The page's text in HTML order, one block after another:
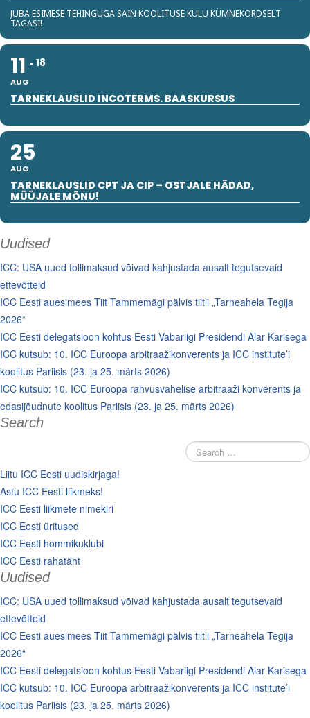
JUBA ESIMESE TEHINGUGA SAIN KOOLITUSE KULU KÜMNEKORDSELT
TAGASI!
11
AUG
18
TARNEKLAUSLID INCOTERMS. BAASKURSUS
25
AUG
TARNEKLAUSLID CPT JA CIP – OSTJALE HÄDAD,
MÜÜJALE MÕNU!
Uudised
ICC: USA uued tollimaksud võivad kahjustada ausalt tegutsevaid
ettevõtteid
ICC Eesti auesimees Tiit Tammemägi pälvis tiitli „Tarneahela Tegija
2026“
ICC Eesti delegatsioon kohtus Eesti Vabariigi Presidendi Alar Karisega
ICC kutsub: 10. ICC Euroopa arbitraažikonverents ja ICC institute’i
koolitus Pariisis (23. ja 25. märts 2026)
ICC kutsub: 10. ICC Euroopa rahvusvahelise arbitraaži konverents ja
edasijõudnute koolitus Pariisis (23. ja 25. märts 2026)
Search
Liitu ICC Eesti uudiskirjaga!
Astu ICC Eesti liikmeks!
ICC Eesti liikmete nimekiri
ICC Eesti üritused
ICC Eesti hommikuklubi
ICC Eesti rahatäht
Uudised
ICC: USA uued tollimaksud võivad kahjustada ausalt tegutsevaid
ettevõtteid
ICC Eesti auesimees Tiit Tammemägi pälvis tiitli „Tarneahela Tegija
2026“
ICC Eesti delegatsioon kohtus Eesti Vabariigi Presidendi Alar Karisega
ICC kutsub: 10. ICC Euroopa arbitraažikonverents ja ICC institute’i
koolitus Pariisis (23. ja 25. märts 2026)